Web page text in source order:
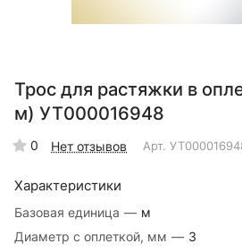
Трос для растяжки в
м) УТ000016948
0 Нет отзывов Арт.
Характеристики
Базовая единица — м
Диаметр с оплеткой, мм — 3